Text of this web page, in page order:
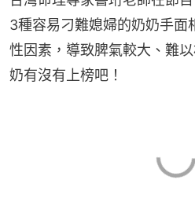
3種容易刁難媳婦的奶奶手面
性因素，導致脾氣較大、難
奶有沒有上榜吧！